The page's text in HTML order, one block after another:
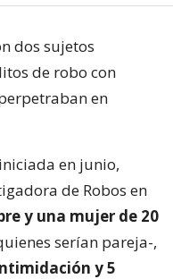
dos sujetos
de robo con
en
en junio,
de Robos en
y una mujer de 20
serían pareja-,
y 5